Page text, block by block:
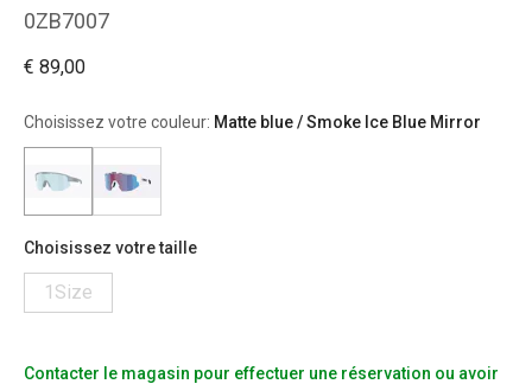
0ZB7007
€ 89,00
Choisissez votre couleur: Matte blue / Smoke Ice Blue Mirror
Choisissez votre taille
1Size
Contacter le magasin pour effectuer une réservation ou avoir